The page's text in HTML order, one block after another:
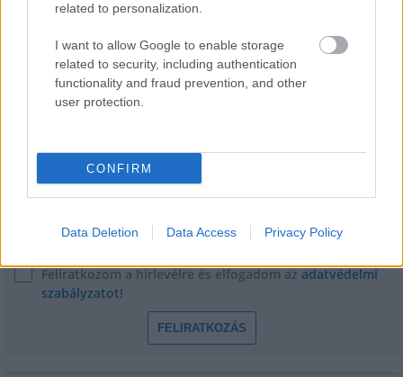
related to personalization.
I want to allow Google to enable storage
related to security, including authentication
functionality and fraud prevention, and other
user protection.
CONFIRM
Data Deletion Data Access Privacy Policy
HÍRLEVÉL
Név
Feliratkozom a hírlevélre és elfogadom azadatvédelmi
szabályzatot!
FELIRATKOZÁS